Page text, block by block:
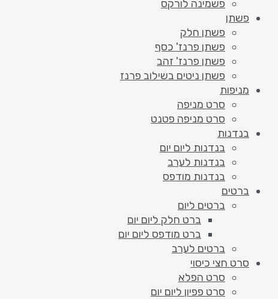
פשמינה לורקס
פשתן
פשתן חלק
פשתן פרנז' כסף
פשתן פרנז' זהב
פשתן ניטים בשילוב פרנז
מניפות
סרט מניפה
סרט מניפה פטנט
בנדנות
בנדנות ליום יום
בנדנות לערב
בנדנות מודפס
ברטים
ברטים ליום
ברט חלק ליום יום
ברט מודפס ליום יום
ברטים לערב
סרט חצי כיסוי
סרט הפלא
סרט פפיון ליום יום